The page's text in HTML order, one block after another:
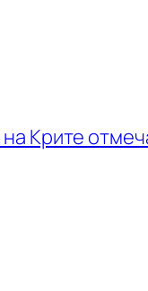
Крите